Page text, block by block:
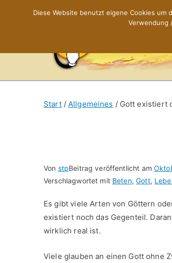
Start Allgemeines Gott existiert
Von stpBeitrag veröffentlicht am
Verschlagwortet mit Beten,Gott,
Es gibt viele Arten von Göttern
existiert noch das Gegenteil.
wirklich real ist.
Viele glauben an einen Gott ohne
Diese Website benutzt eigene Cookies um
Verwendung